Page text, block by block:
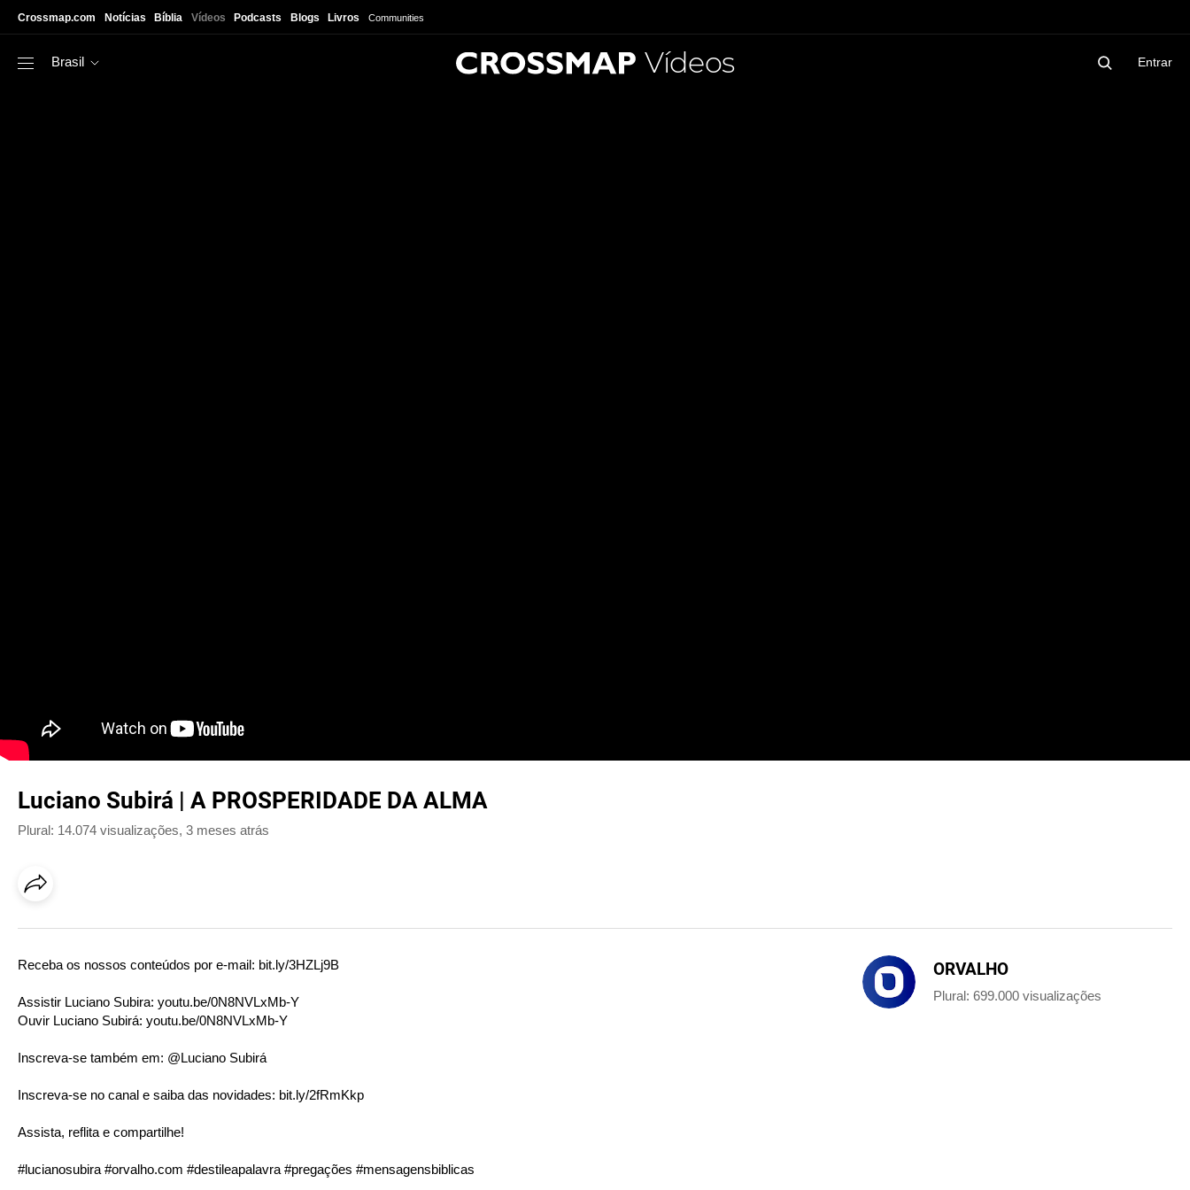
Crossmap.com Notícias Bíblia Vídeos Podcasts Blogs Livros Communities
Brasil Vídeos Entrar
Luciano Subirá | A PROSPERIDADE DA ALMA
Plural: 14.074 visualizações, 3 meses atrás
ORVALHO
Plural: 699.000 visualizações
Receba os nossos conteúdos por e-mail: bit.ly/3HZLj9B
Assistir Luciano Subira: youtu.be/0N8NVLxMb-Y
Ouvir Luciano Subirá: youtu.be/0N8NVLxMb-Y
Inscreva-se também em: @Luciano Subirá
Inscreva-se no canal e saiba das novidades: bit.ly/2fRmKkp
Assista, reflita e compartilhe!
#lucianosubira #orvalho.com #destileapalavra #pregações #mensagensbiblicas